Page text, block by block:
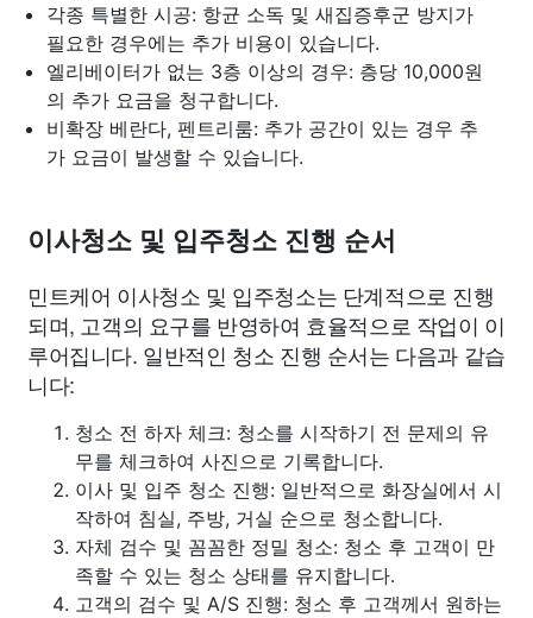
각종 특별한 시공: 항균 소독 및 새집증후군 방지가
필요한 경우에는 추가 비용이 있습니다.
엘리베이터가 없는 3층 이상의 경우: 층당 10,000원
의 추가 요금을 청구합니다.
비확장 베란다, 펜트리룸: 추가 공간이 있는 경우 추
가 요금이 발생할 수 있습니다.
이사청소 및 입주청소 진행 순서
민트케어 이사청소 및 입주청소는 단계적으로 진행
되며, 고객의 요구를 반영하여 효율적으로 작업이 이
루어집니다. 일반적인 청소 진행 순서는 다음과 같습
니다:
청소 전 하자 체크: 청소를 시작하기 전 문제의 유
무를 체크하여 사진으로 기록합니다.
이사 및 입주 청소 진행: 일반적으로 화장실에서 시
작하여 침실, 주방, 거실 순으로 청소합니다.
자체 검수 및 꼼꼼한 정밀 청소: 청소 후 고객이 만
족할 수 있는 청소 상태를 유지합니다.
고객의 검수 및 A/S 진행: 청소 후 고객께서 원하는